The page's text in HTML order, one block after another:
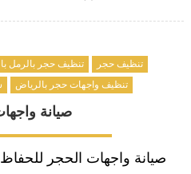
تنظيف حجر تنظيف حجر بالرمل
تنظيف واجهات حجر بالرياض
صيانة
صيانة واجهات الحجر